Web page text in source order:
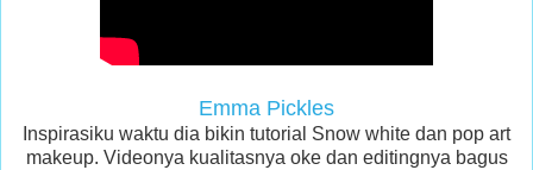
Emma Pickles
Inspirasiku waktu dia bikin tutorial Snow white dan pop art
makeup. Videonya kualitasnya oke dan editingnya bagus